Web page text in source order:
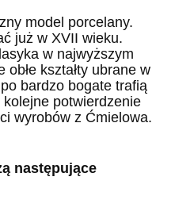
model porcelany.
już w XVII wieku.
w najwyższym
kształty ubrane w
bardzo bogate trafią
potwierdzenie
wyrobów z Ćmielowa.
następujące